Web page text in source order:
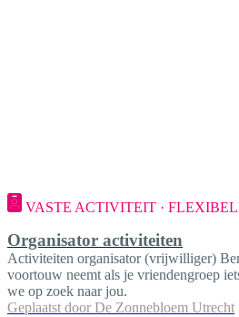
VASTE ACTIVITEIT ·
Organisator activiteiten
Activiteiten organisator (vrijwilliger)
voortouw neemt als je vriendengroep
we op zoek naar jou.
Geplaatst door De Zonnebloem Utrecht